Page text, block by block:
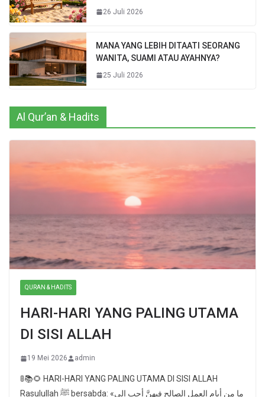
26 Juli 2026
MANA YANG LEBIH DITAATI SEORANG
WANITA, SUAMI ATAU AYAHNYA?
25 Juli 2026
Al Qur’an & Hadits
QURAN & HADITS
HARI-HARI YANG PALING UTAMA
DI SISI ALLAH
19 Mei 2026 admin
🚦📚🌻 HARI-HARI YANG PALING UTAMA DI SISI ALLAH
Rasulullah ﷺ bersabda: «ما من أيام العمل الصالح فيهنَّ أحب إلى